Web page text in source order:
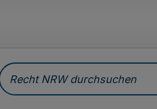
Recht NRW durchsuchen